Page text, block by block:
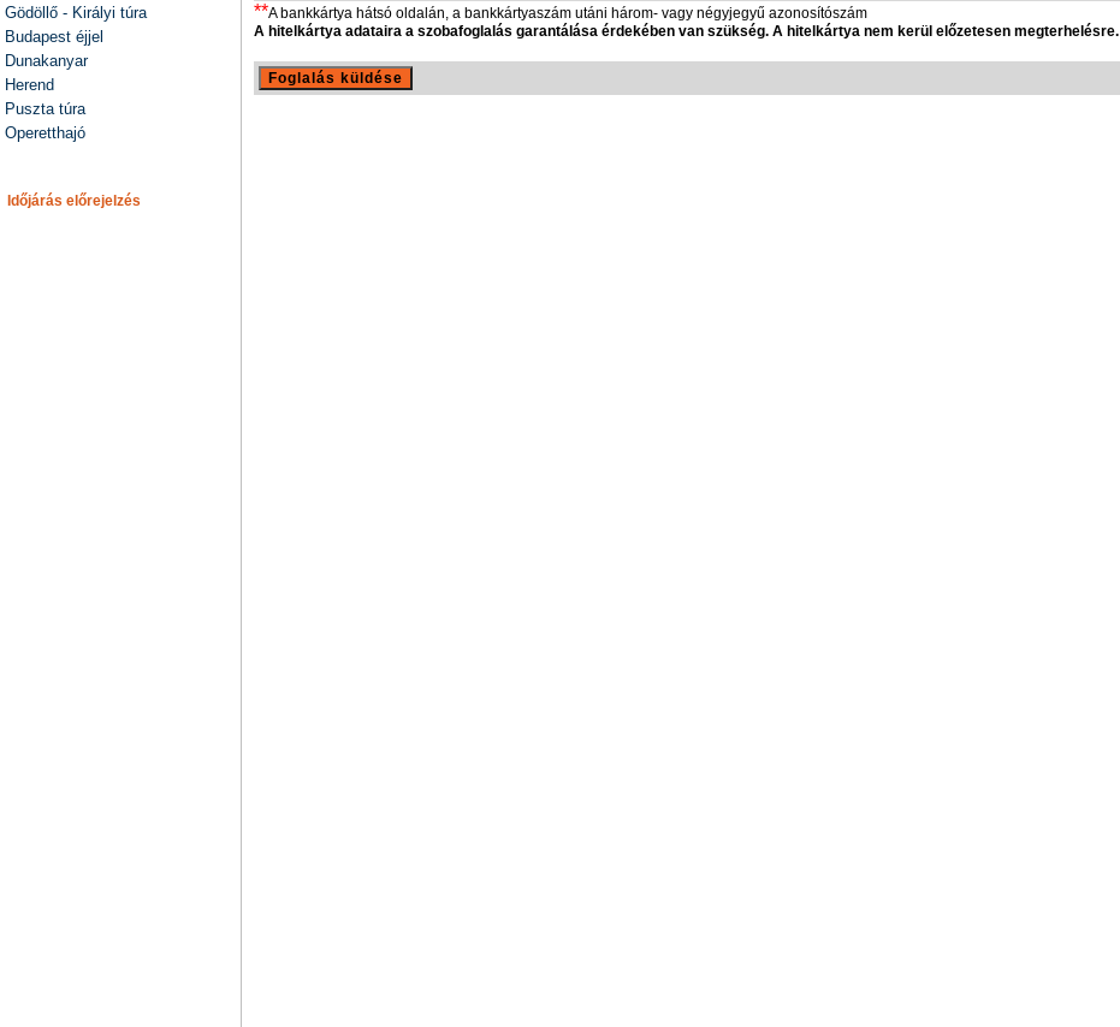
Gödöllő - Királyi túra
Budapest éjjel
Dunakanyar
Herend
Puszta túra
Operetthajó
Időjárás előrejelzés
**A bankkártya hátsó oldalán, a bankkártyaszám utáni három- vagy négyjegyű azonosítószám
A hitelkártya adataira a szobafoglalás garantálása érdekében van szükség. A hitelkártya nem kerül előzetesen megterhelésre.